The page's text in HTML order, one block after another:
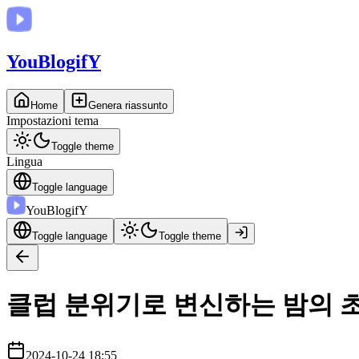
YouBlogifY
Home Genera riassunto
Impostazioni tema
Toggle theme
Lingua
Toggle language
YouBlogifY
Toggle language Toggle theme
클럽 분위기로 변신하는 밤의
2024-10-24 18:55